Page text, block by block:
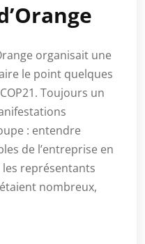
organisait une
le point quelques
Toujours un
: entendre
de l’entreprise en
représentants
nombreux,